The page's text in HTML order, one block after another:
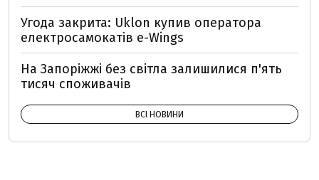
Угода закрита: Uklon купив оператора
електросамокатів e-Wings
На Запоріжжі без світла залишилися п'ять
тисяч споживачів
ВСІ НОВИНИ